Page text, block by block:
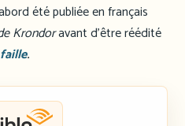
été publiée en français
Krondoravant d’être réédité
.